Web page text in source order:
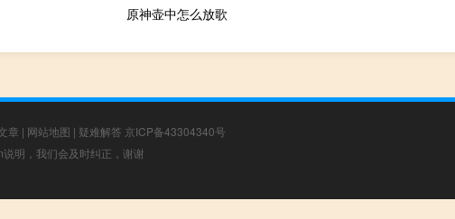
原神壶中怎么放歌
章 | 网站地图 | 疑难解答 京ICP备43304340号
明，我们会及时纠正，谢谢